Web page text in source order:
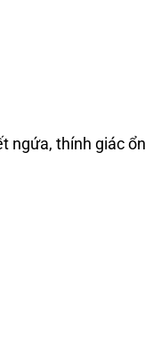
ngứa, thính giác